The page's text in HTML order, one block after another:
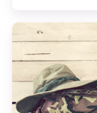
Ein
Mitarbeiter
geht
die
Rekrutenschule?